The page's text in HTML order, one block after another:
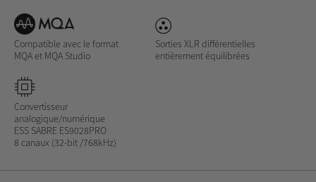
Compatible avec le format
MQA et MQA Studio
Sorties XLR différentielles
entièrement équilibrées
Convertisseur
analogique/numérique
ESS SABRE ES9028PRO
8 canaux (32-bit /768kHz)